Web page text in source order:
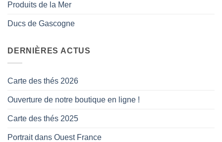
Produits de la Mer
Ducs de Gascogne
DERNIÈRES ACTUS
Carte des thés 2026
Ouverture de notre boutique en ligne !
Carte des thés 2025
Portrait dans Ouest France